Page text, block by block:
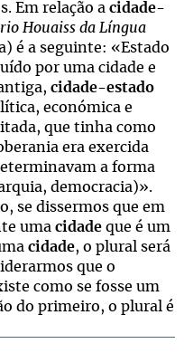
Em relação a cidade-
Houaiss da Língua
é a seguinte: «Estado
por uma cidade e
cidade-estado
económica e
que tinha como
era exercida
a forma
democracia)».
se dissermos que em
uma cidade que é um
cidade, o plural será
que o
como se fosse um
do primeiro, o plural é